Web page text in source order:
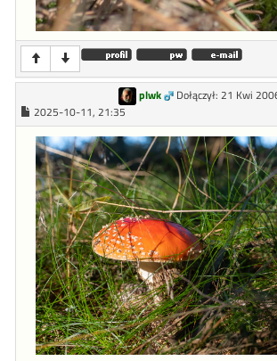
plwk
Dołączył: 21 Kwi
2025-10-11, 21:35